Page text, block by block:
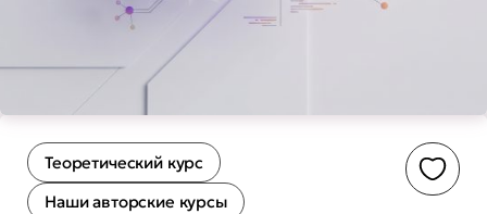
Теоретический курс
Наши авторские курсы